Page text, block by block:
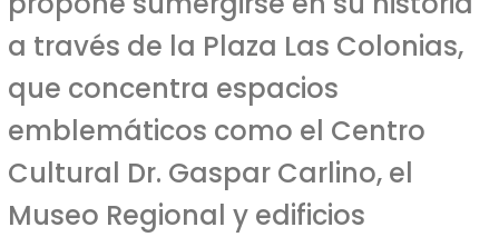
a través de la Plaza Las Colonias,
que concentra espacios
emblemáticos como el Centro
Cultural Dr. Gaspar Carlino, el
Museo Regional y edificios